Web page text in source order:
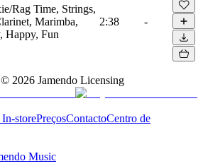
Rag Time, Strings,
Marimba,
Happy, Fun
2:38 -
© 2026 Jamendo Licensing
storePreçosContactoCentro de
Music